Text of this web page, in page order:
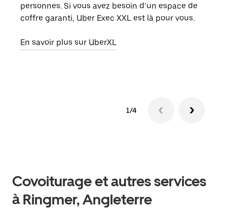
personnes. Si vous avez besoin d’un espace de
coffre garanti, Uber Exec XXL est là pour vous.
En savoir plus sur UberXL
1/4
Covoiturage et autres services
à Ringmer, Angleterre